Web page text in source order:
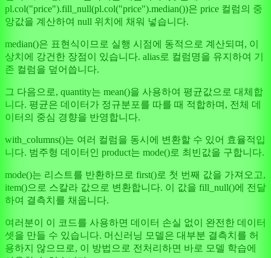
pl.col("price").fill_null(pl.col("price").median())은 price 컬럼의 중
앙값을 계산하여 null 위치에 채워 넣습니다.
median()은 표현식이므로 실행 시점에 동적으로 계산되며, 이
상치에 강건한 장점이 있습니다. alias로 컬럼명을 유지하여 기
존 컬럼을 덮어씁니다.
그 다음으로, quantity는 mean()을 사용하여 평균값으로 대체합
니다. 평균은 데이터가 정규분포를 따를 때 적합하며, 전체 데
이터의 중심 경향을 반영합니다.
with_columns()는 여러 컬럼을 동시에 변환할 수 있어 효율적입
니다. 범주형 데이터인 product는 mode()로 최빈값을 구합니다.
mode()는 리스트를 반환하므로 first()로 첫 번째 값을 가져오고,
item()으로 스칼라 값으로 변환합니다. 이 값을 fill_null()에 전달
하여 결측치를 채웁니다.
여러분이 이 코드를 사용하면 데이터 손실 없이 완전한 데이터
셋을 만들 수 있습니다. 머신러닝 모델은 대부분 결측치를 허
용하지 않으므로, 이 방법으로 전처리하면 바로 모델 학습에